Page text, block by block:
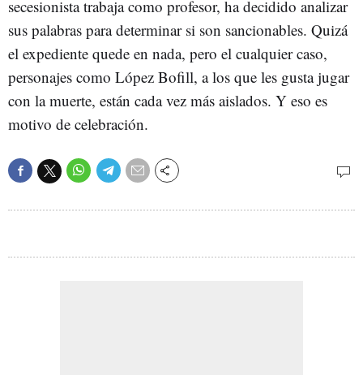
secesionista trabaja como profesor, ha decidido analizar
sus palabras para determinar si son sancionables. Quizá
el expediente quede en nada, pero el cualquier caso,
personajes como López Bofill, a los que les gusta jugar
con la muerte, están cada vez más aislados. Y eso es
motivo de celebración.